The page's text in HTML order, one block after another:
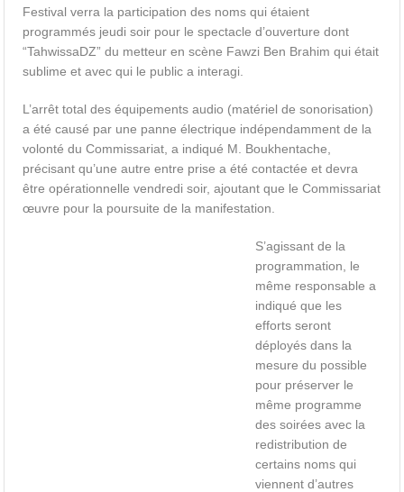
Festival verra la participation des noms qui étaient
programmés jeudi soir pour le spectacle d’ouverture dont
“TahwissaDZ” du metteur en scène Fawzi Ben Brahim qui était
sublime et avec qui le public a interagi.
L’arrêt total des équipements audio (matériel de sonorisation)
a été causé par une panne électrique indépendamment de la
volonté du Commissariat, a indiqué M. Boukhentache,
précisant qu’une autre entre prise a été contactée et devra
être opérationnelle vendredi soir, ajoutant que le Commissariat
œuvre pour la poursuite de la manifestation.
S’agissant de la
programmation, le
même responsable a
indiqué que les
efforts seront
déployés dans la
mesure du possible
pour préserver le
même programme
des soirées avec la
redistribution de
certains noms qui
viennent d’autres